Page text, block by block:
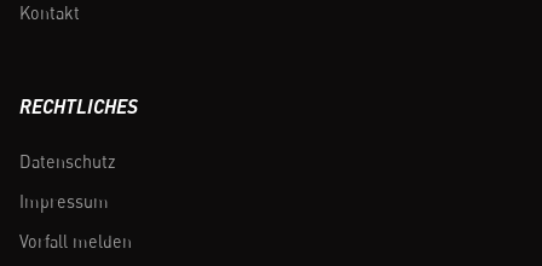
Kontakt
RECHTLICHES
Datenschutz
Impressum
Vorfall melden